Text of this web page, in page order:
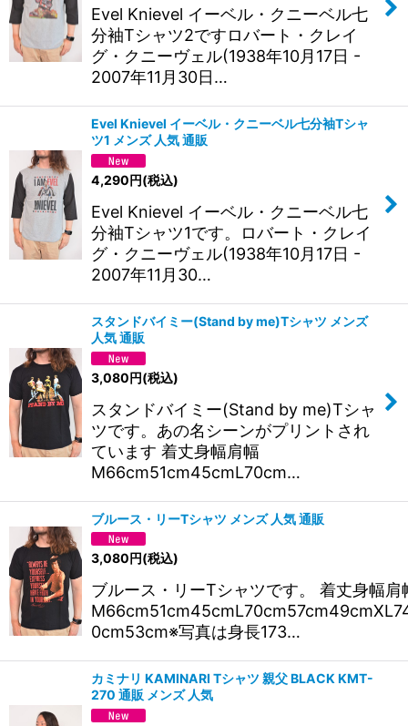
Evel Knievel イーベル・クニーベル七
分袖Tシャツ2ですロバート・クレイ
グ・クニーヴェル(1938年10月17日 -
2007年11月30日…
Evel Knievel イーベル・クニーベル七分袖Tシャ
ツ1 メンズ 人気 通販
4,290円(税込)
Evel Knievel イーベル・クニーベル七
分袖Tシャツ1です。ロバート・クレイ
グ・クニーヴェル(1938年10月17日 -
2007年11月30…
スタンドバイミー(Stand by me)Tシャツ メンズ
人気 通販
3,080円(税込)
スタンドバイミー(Stand by me)Tシャ
ツです。あの名シーンがプリントされ
ています 着丈身幅肩幅
M66cm51cm45cmL70cm…
ブルース・リーTシャツ メンズ 人気 通販
3,080円(税込)
ブルース・リーTシャツです。 着丈身幅肩
0cm53cm※写真は身長173…
カミナリ KAMINARI Tシャツ 親父 BLACK KMT-
270 通販 メンズ 人気